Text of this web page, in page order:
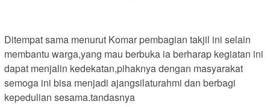
Ditempat sama menurut Komar pembagian takjil ini selain
membantu warga,yang mau berbuka ia berharap kegiatan ini
dapat menjalin kedekatan,pihaknya dengan masyarakat
semoga ini bisa menjadi ajangsilaturahmi dan berbagi
kepedulian sesama.tandasnya